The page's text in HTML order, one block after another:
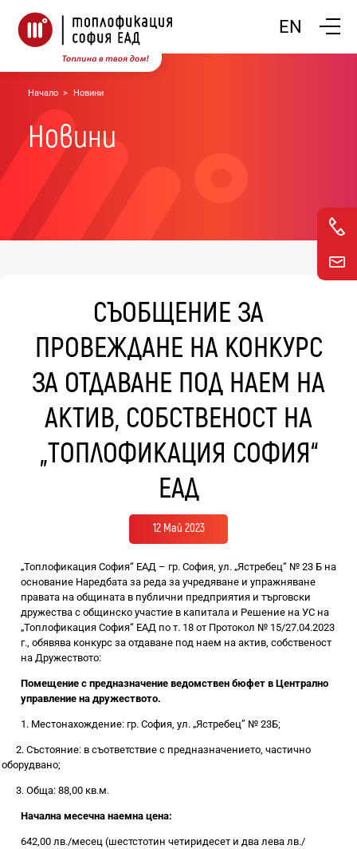
EN
Начало Новини
Новини
СЪОБЩЕНИЕ ЗА
ПРОВЕЖДАНЕ НА КОНКУРС
ЗА ОТДАВАНЕ ПОД НАЕМ НА
АКТИВ, СОБСТВЕНОСТ НА
„ТОПЛОФИКАЦИЯ СОФИЯ“
ЕАД
12 Май 2023
„Топлофикация София“ ЕАД – гр. София, ул. „Ястребец“ № 23 Б на
основание Наредбата за реда за учредяване и упражняване
правата на общината в публични предприятия и търговски
дружества с общинско участие в капитала и Решение на УС на
„Топлофикация София“ ЕАД по т. 18 от Протокол № 15/27.04.2023
г., обявява конкурс за отдаване под наем на актив, собственост
на Дружеството:
Помещение с предназначение ведомствен бюфет в Централно
управление на дружеството.
1. Местонахождение: гр. София, ул. „Ястребец” № 23Б;
2. Състояние: в съответствие с предназначението, частично
оборудвано;
3. Обща: 88,00 кв.м.
Начална месечна наемна цена:
642,00 лв./месец (шестстотин четиридесет и два лева лв./